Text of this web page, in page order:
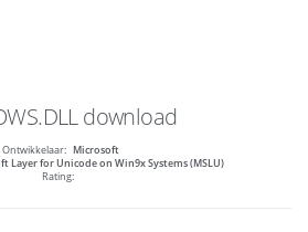
download
Ontwikkelaar: Microsoft
Layer for Unicode on Win9x Systems (MSLU)
Rating: